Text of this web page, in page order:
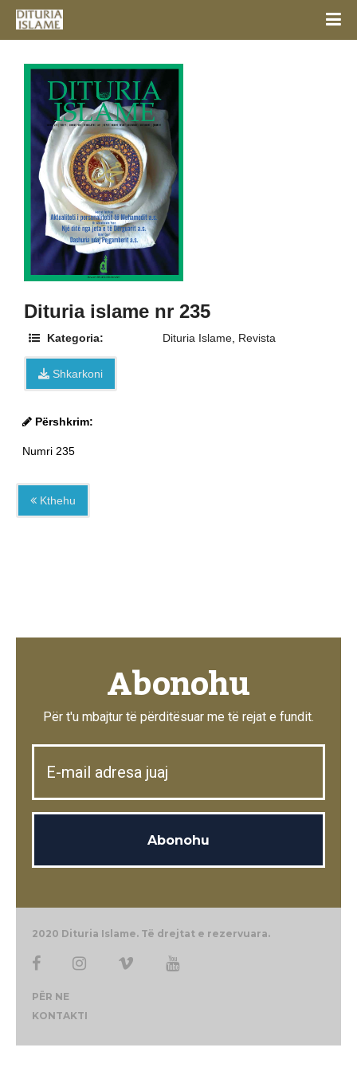
Dituria islame nr 235
Kategoria: Dituria Islame Revista
Shkarkoni
Përshkrim:
Numri 235
Kthehu
Abonohu
Për t'u mbajtur të përditësuar me të rejat e fundit.
2020 Dituria Islame. Të drejtat e rezervuara.
PËR NE
KONTAKTI